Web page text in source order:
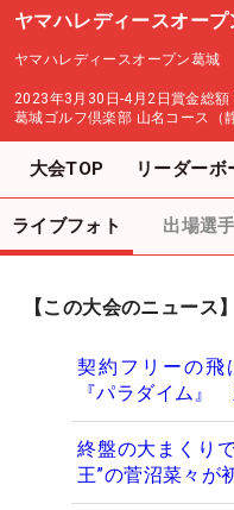
ヤマハレディースオープ
ヤマハレディースオープン葛城
2023年3月30日-4月2日賞金総額
葛城ゴルフ倶楽部 山名コース（
大会TOP リーダーボ
ライブフォト 出場選手
【この大会のニュース】
契約フリーの飛
『パラダイム』
終盤の大まくり
王”の菅沼菜々が